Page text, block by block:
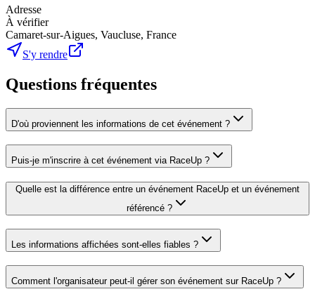
Adresse
À vérifier
Camaret-sur-Aigues, Vaucluse, France
S'y rendre
Questions fréquentes
D'où proviennent les informations de cet événement ?
Puis-je m'inscrire à cet événement via RaceUp ?
Quelle est la différence entre un événement RaceUp et un événement
référencé ?
Les informations affichées sont-elles fiables ?
Comment l'organisateur peut-il gérer son événement sur RaceUp ?